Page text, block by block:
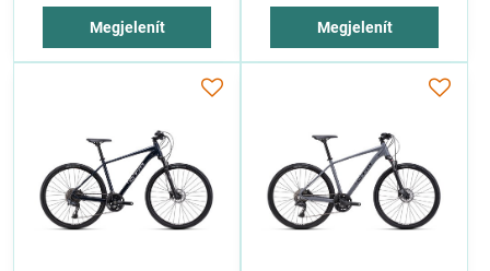
Megjelenít Megjelenít